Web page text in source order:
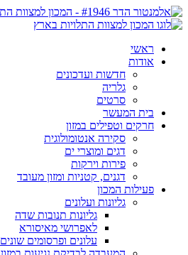
ראשי
אודות
חדשות ועדכונים
גלריה
סרטים
בית המעשר
חרקים וטפילים במזון
סקירה אנטומולוגית
דגים ומוצרי ים
פירות וירקות
דגנים, קטניות ומזון מעובד
פעילות המכון
גליונות ועלונים
גליונות תנובות שדה
לאפרושי מאיסורא
עלונים ופרסומים שונים